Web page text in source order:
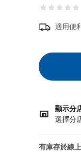
適用便
顯示分
選擇分
有庫存於線